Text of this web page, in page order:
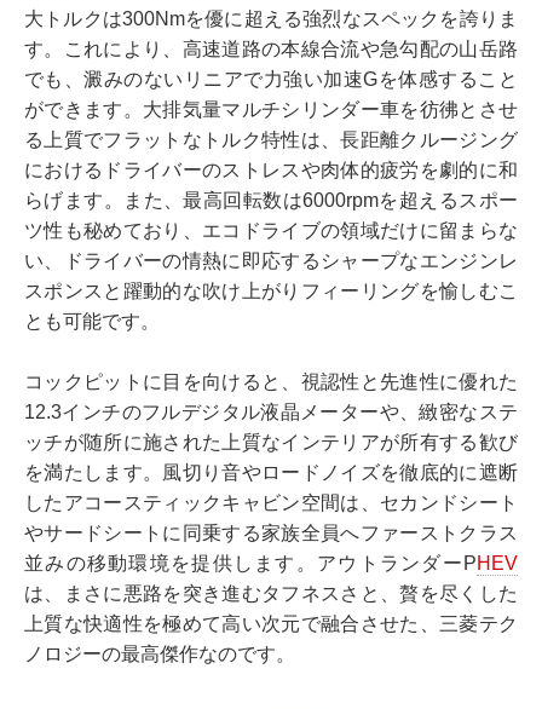
大トルクは300Nmを優に超える強烈なスペックを誇りま
す。これにより、高速道路の本線合流や急勾配の山岳路
でも、澱みのないリニアで力強い加速Gを体感すること
ができます。大排気量マルチシリンダー車を彷彿とさせ
る上質でフラットなトルク特性は、長距離クルージング
におけるドライバーのストレスや肉体的疲労を劇的に和
らげます。また、最高回転数は6000rpmを超えるスポー
ツ性も秘めており、エコドライブの領域だけに留まらな
い、ドライバーの情熱に即応するシャープなエンジンレ
スポンスと躍動的な吹け上がりフィーリングを愉しむこ
とも可能です。
コックピットに目を向けると、視認性と先進性に優れた
12.3インチのフルデジタル液晶メーターや、緻密なステ
ッチが随所に施された上質なインテリアが所有する歓び
を満たします。風切り音やロードノイズを徹底的に遮断
したアコースティックキャビン空間は、セカンドシート
やサードシートに同乗する家族全員へファーストクラス
並みの移動環境を提供します。アウトランダーPHEV
は、まさに悪路を突き進むタフネスさと、贅を尽くした
上質な快適性を極めて高い次元で融合させた、三菱テク
ノロジーの最高傑作なのです。